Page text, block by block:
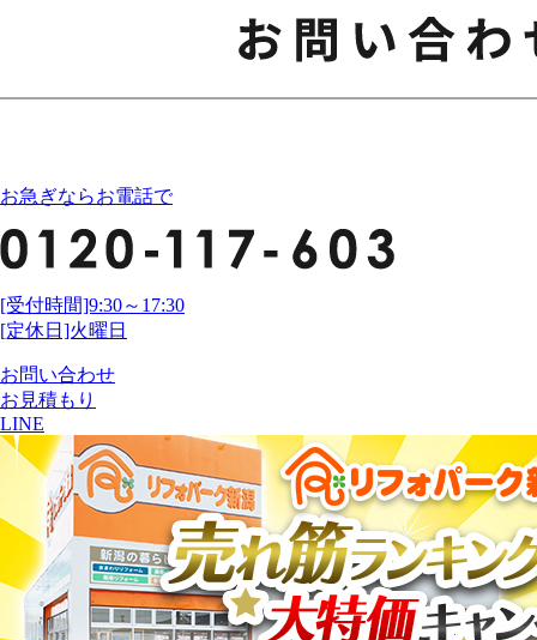
お急ぎならお電話で
[受付時間]9:30～17:30
[定休日]火曜日
お問い合わせ
お見積もり
LINE